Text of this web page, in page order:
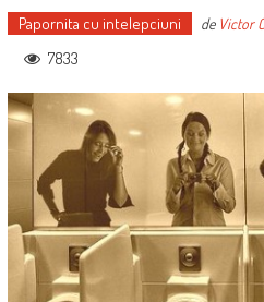
Papornita cu intelepciuni de Victor
7833